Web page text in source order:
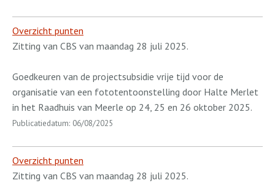
Overzicht punten
Zitting van CBS van maandag 28 juli 2025.
Goedkeuren van de projectsubsidie vrije tijd voor de
organisatie van een fototentoonstelling door Halte Merlet
in het Raadhuis van Meerle op 24, 25 en 26 oktober 2025.
Publicatiedatum: 06/08/2025
Overzicht punten
Zitting van CBS van maandag 28 juli 2025.